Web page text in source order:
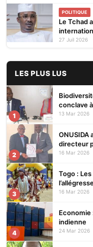
POLITIQUE
Le Tchad
27 Juil 2026
LES PLUS LUS
1
conclave
13 Mar 2026
2
ONUSIDA
directeur
16 Mar 2026
3
Togo :
16 Mar 2026
4
Economie
indienne
24 Mar 2026